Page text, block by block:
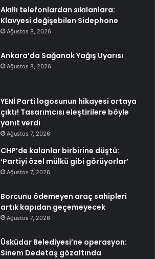
Akıllı telefonlardan sıkılanlara:
Klavyesi değişebilen Sidephone
Ağustos 8, 2026
Ankara’da Sağanak Yağış Uyarısı
Ağustos 8, 2026
YENİ Parti logosunun hikayesi ortaya
çıktı! Tasarımcısı eleştirilere böyle
yanıt verdi
Ağustos 7, 2026
CHP’de kalanlar birbirine düştü:
‘Partiyi özel mülkü gibi görüyorlar’
Ağustos 7, 2026
Borcunu ödemeyen araç sahipleri
artık kapıdan geçemeyecek
Ağustos 7, 2026
Üsküdar Belediyesi’ne operasyon:
Sinem Dedetaş gözaltında